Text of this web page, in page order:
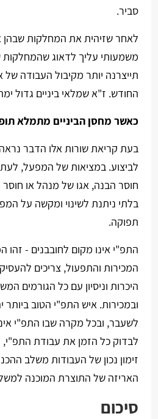
סביר.
לאחר שזיהית את המחלקות
משמעותי עליך לדאוג שהמחלקות
תייצרנה יותר מקיבול העבודה
החודש. ז"א שמלאי ביניים גדול
כאשר מחסן הביניים מתמלא
בעת קריאת שורות אלו הדבר נראה
לביצוע. במציאות של המפעל,
חוסר הבנה, אגו של מנהל או חוסר
בלתי ניתנת לשינוי ומקשה על
תפוקה.
התפ"י אינו מקום לחובבנים - זהו
המכירות והתפעול, צריכים
היכרות וניסיון עם כל הגורמים
ובמכירות. איש התפ"י הטוב
לשעבר, ובכל מקרה שבו התפ"י
לבדוק כל הזמן את עבודת
זימון נכון של העבודות משלב
האריזה של התוצרת המוכנה
סיכום